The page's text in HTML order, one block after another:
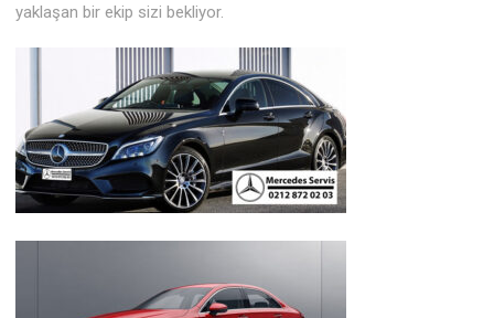
yaklaşan bir ekip sizi bekliyor.